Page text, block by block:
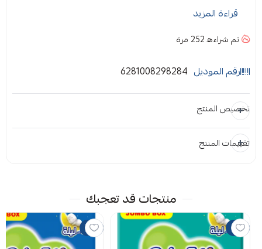
التسرب>/p>>p>خصر مطاطي لمنع التسرب
الخلفي>/p>>p>خاصية التنفس الفريدة >/p>
قراءة المزيد
تم شراءه252مرة
رقم الموديل 6281008298284
تخصيص المنتج
المرفقات
اسحب و افلت الملف هنا
استعراض
تقييمات المنتج
منتجات قد تعجبك
15%
15%